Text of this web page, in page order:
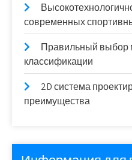
современных
Правильный выбор
классификации
2D система
преимущества